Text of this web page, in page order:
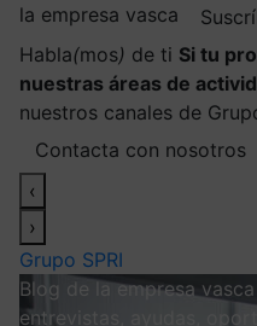
la empresa vasca
Habla(mos) de ti Si tu
nuestras áreas de
nuestros canales de
Contacta con nosotros
‹
›
Grupo SPRI
Blog de la empresa vasca
entrevistas, ayudas,